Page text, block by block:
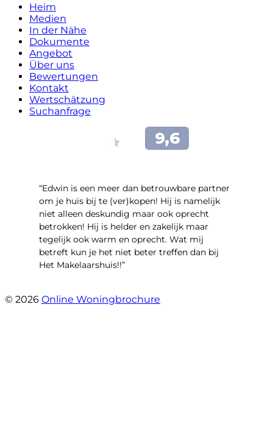
Heim
Medien
In der Nähe
Dokumente
Angebot
Über uns
Bewertungen
Kontakt
Wertschätzung
Suchanfrage
“Edwin is een meer dan betrouwbare partner
om je huis bij te (ver)kopen! Hij is namelijk
niet alleen deskundig maar ook oprecht
betrokken! Hij is helder en zakelijk maar
tegelijk ook warm en oprecht. Wat mij
betreft kun je het niet beter treffen dan bij
Het Makelaarshuis!!”
© 2026 Online Woningbrochure